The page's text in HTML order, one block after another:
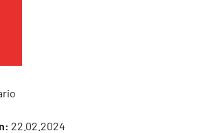
22.02.2024